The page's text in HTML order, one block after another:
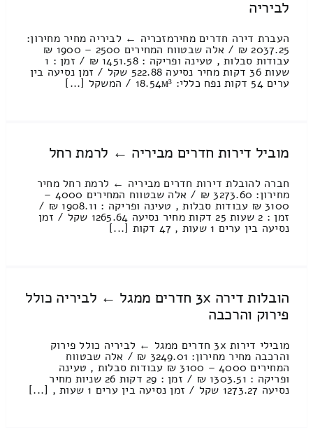
לביריה
העברת דירה חדרים מחירמזכריה ← לביריה מחיר מחירון:
2037.25 ₪ / אלה שבטווח המחירים 2500 – 1900 ₪
עבודות סבלות , טעינה ופריקה : 1451.58 ₪ / זמן : 1
שעות 36 דקות מחיר נסיעה 522.88 שקל / זמן נסיעה בין
ערים 54 דקות נפח כללי: 18.54м³ / המשקל [...]
מוביל דירות חדרים מביריה ← לרמת רחל
חברה להובלת דירות חדרים מביריה ← לרמת רחל מחיר
מחירון: 3273.60 ₪ / אלה שבטווח המחירים 4000 –
3100 ₪ עבודות סבלות , טעינה ופריקה : 1908.11 ₪ /
זמן : 2 שעות 25 דקות מחיר נסיעה 1265.64 שקל / זמן
נסיעה בין ערים 1 שעות , 47 דקות [...]
הובלות דירה 3x חדרים ממגל ← לביריה כולל
פירוק והרכבה
מובילי דירות 3x חדרים ממגל ← לביריה כולל פירוק
והרכבה מחיר מחירון: 3249.01 ₪ / אלה שבטווח
המחירים 4000 – 3100 ₪ עבודות סבלות , טעינה
ופריקה : 1303.51 ₪ / זמן : 29 דקות 26 שניות מחיר
נסיעה 1273.27 שקל / זמן נסיעה בין ערים 1 שעות , [...]